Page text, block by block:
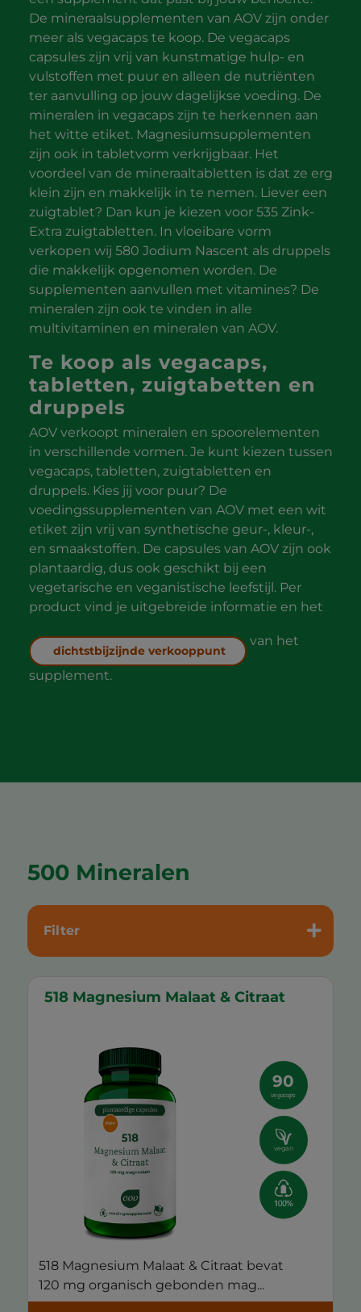
De mineraalsupplementen van AOV zijn onder
meer als vegacaps te koop. De vegacaps
capsules zijn vrij van kunstmatige hulp- en
vulstoffen met puur en alleen de nutriënten
ter aanvulling op jouw dagelijkse voeding. De
mineralen in vegacaps zijn te herkennen aan
het witte etiket. Magnesiumsupplementen
zijn ook in tabletvorm verkrijgbaar. Het
voordeel van de mineraaltabletten is dat ze erg
klein zijn en makkelijk in te nemen. Liever een
zuigtablet? Dan kun je kiezen voor 535 Zink-
Extra zuigtabletten. In vloeibare vorm
verkopen wij 580 Jodium Nascent als druppels
die makkelijk opgenomen worden. De
supplementen aanvullen met vitamines? De
mineralen zijn ook te vinden in alle
multivitaminen en mineralen van AOV.
Te koop als vegacaps,
tabletten, zuigtabetten en
druppels
AOV verkoopt mineralen en spoorelementen
in verschillende vormen. Je kunt kiezen tussen
vegacaps, tabletten, zuigtabletten en
druppels. Kies jij voor puur? De
voedingssupplementen van AOV met een wit
etiket zijn vrij van synthetische geur-, kleur-,
en smaakstoffen. De capsules van AOV zijn ook
plantaardig, dus ook geschikt bij een
vegetarische en veganistische leefstijl. Per
product vind je uitgebreide informatie en het
dichtstbijzijnde verkooppunt
van het
supplement.
500 Mineralen
Filter
518 Magnesium Malaat & Citraat
90
vegacaps
vegan
518 Magnesium Malaat & Citraat bevat
120 mg organisch gebonden mag...